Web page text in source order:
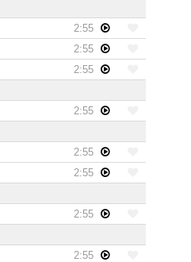
2:55
2:55
2:55
2:55
2:55
2:55
2:55
2:55